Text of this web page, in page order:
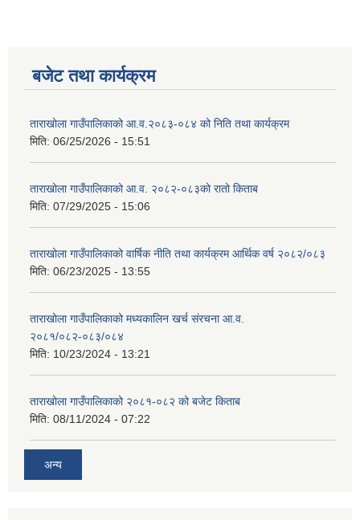
बजेट तथा कार्यक्रम
ताराखोला गाउँपालिकाको आ.व.२०८३-०८४ को निति तथा कार्यक्रम
मिति: 06/25/2026 - 15:51
ताराखोला गाउँपालिकाको आ.व. २०८२-०८३को रातो किताब
मिति: 07/29/2025 - 15:06
ताराखोला गाउँपालिकाको वार्षिक नीति तथा कार्यक्रम आर्थिक वर्ष २०८२/०८३
मिति: 06/23/2025 - 13:55
ताराखोला गाउँपालिकाको मध्यकालिन खर्च संरचना आ.व.
२०८१/०८२-०८३/०८४
मिति: 10/23/2024 - 13:21
ताराखोला गाउँपालिकाको २०८१-०८२ को बजेट किताब
मिति: 08/11/2024 - 07:22
अन्य